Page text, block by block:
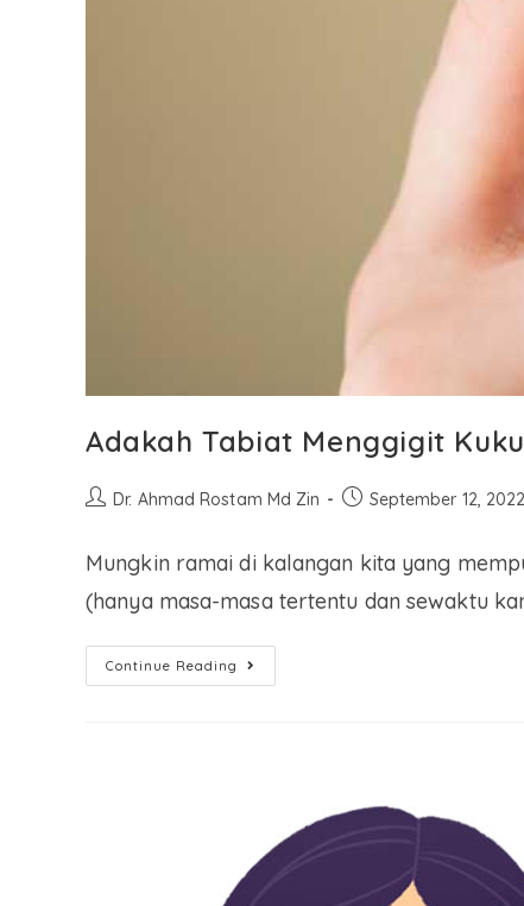
Adakah Tabiat Menggigit
Dr. Ahmad Rostam Md Zin September 12, 2022
Mungkin ramai di kalangan kita yang
(hanya masa-masa tertentu dan sewaktu
Continue Reading